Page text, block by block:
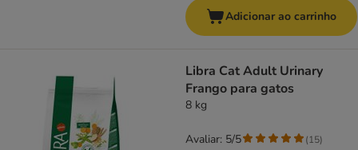
Adicionar ao carrinho
Libra Cat Adult Urinary
Frango para gatos
8 kg
Avaliar: 5/5 (15)